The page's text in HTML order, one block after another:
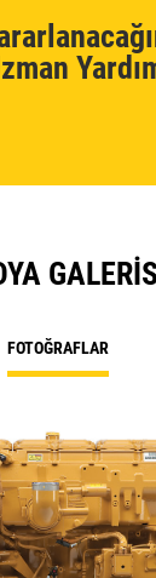
FOTOĞRAFLAR